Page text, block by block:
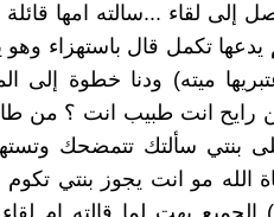
إلى لقاء ...سالته امها قائلة
تكمل قال باستهزاء وهو
ميته) ودنا خطوة إلى
رايح انت طبيب انت ؟ من
بنتي سألتك تتمضحك
الله مو انت يجوز بنتي
بهت لما قالته ام لقاء